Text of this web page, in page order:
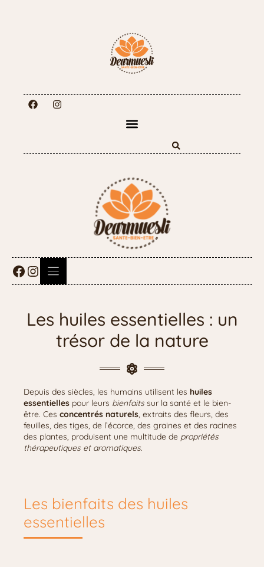
Les huiles essentielles : un
trésor de la nature
Depuis des siècles, les humains utilisent les huiles
essentielles pour leurs bienfaitssur la santé et le bien-
être. Ces concentrés naturels, extraits des fleurs, des
feuilles, des tiges, de l’écorce, des graines et des racines
des plantes, produisent une multitude de propriétés
thérapeutiques et aromatiques.
Les bienfaits des huiles
essentielles